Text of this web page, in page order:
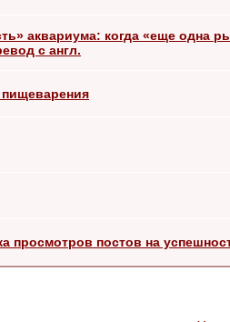
аквариума: когда «еще одна
с англ.
просмотров постов на